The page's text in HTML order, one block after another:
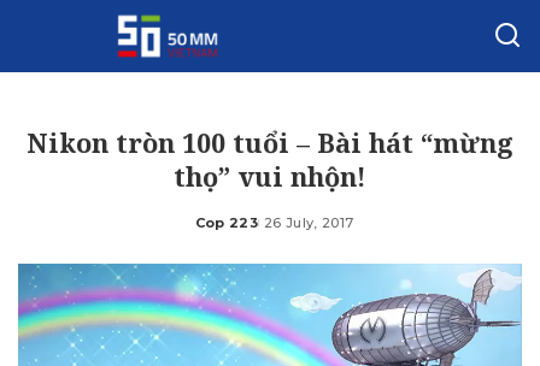
Nikon tròn 100 tuổi – Bài hát “mừng
thọ” vui nhộn!
Posted
Cop 223 26 July, 2017